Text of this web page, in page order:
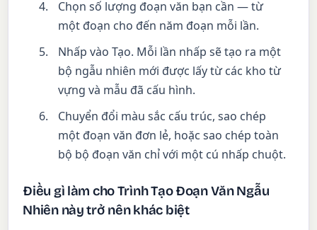
Chọn số lượng đoạn văn bạn cần — từ
một đoạn cho đến năm đoạn mỗi lần.
Nhấp vào Tạo. Mỗi lần nhấp sẽ tạo ra một
bộ ngẫu nhiên mới được lấy từ các kho từ
vựng và mẫu đã cấu hình.
Chuyển đổi màu sắc cấu trúc, sao chép
một đoạn văn đơn lẻ, hoặc sao chép toàn
bộ bộ đoạn văn chỉ với một cú nhấp chuột.
Điều gì làm cho Trình Tạo Đoạn Văn Ngẫu
Nhiên này trở nên khác biệt